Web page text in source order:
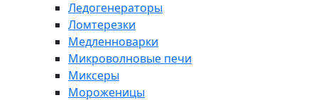
Ледогенераторы
Ломтерезки
Медленноварки
Микроволновые печи
Миксеры
Мороженицы